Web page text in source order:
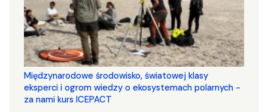
Międzynarodowe środowisko, światowej klasy
eksperci i ogrom wiedzy o ekosystemach polarnych -
za nami kurs ICEPACT